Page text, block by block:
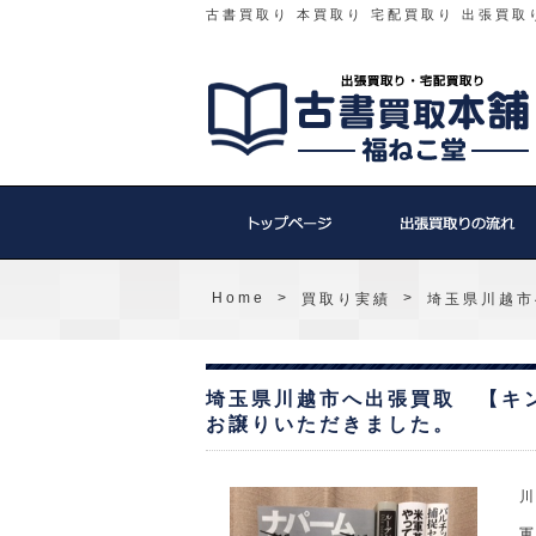
古書買取り 本買取り 宅配買取り 出張買取
Home > 買取り実績 > 埼玉県川越
埼玉県川越市へ出張買取 【キ
お譲りいただきました。